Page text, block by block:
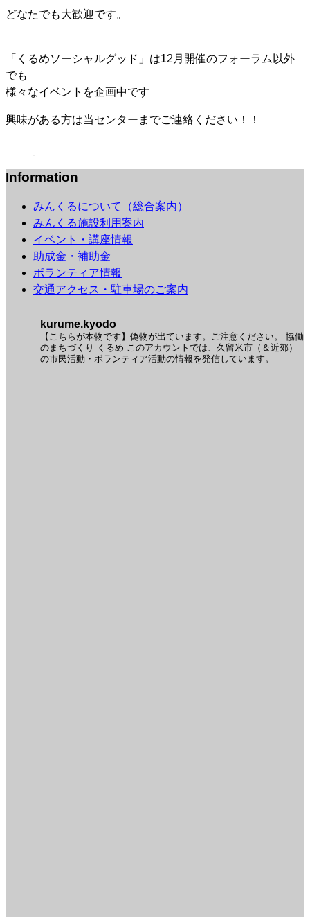
どなたでも大歓迎です。
「くるめソーシャルグッド」は12月開催のフォーラム以外
でも
様々なイベントを企画中です
興味がある方は当センターまでご連絡ください！！
Information
みんくるについて（総合案内）
みんくる施設利用案内
イベント・講座情報
助成金・補助金
ボランティア情報
交通アクセス・駐車場のご案内
kurume.kyodo
【こちらが本物です】偽物が出ています。ご注意ください。
協働
のまちづくり くるめ このアカウントでは、久留米市（＆近郊）
の市民活動・ボランティア活動の情報を発信しています。